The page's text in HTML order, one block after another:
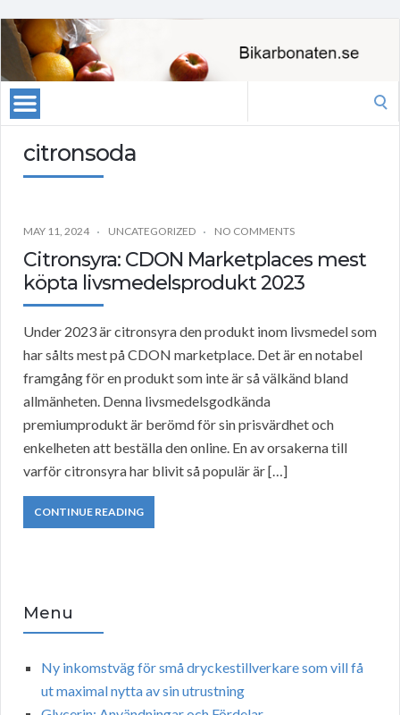
citronsoda
MAY 11, 2024 UNCATEGORIZED NO COMMENTS
Citronsyra: CDON Marketplaces mest
köpta livsmedelsprodukt 2023
Under 2023 är citronsyra den produkt inom livsmedel som
har sålts mest på CDON marketplace. Det är en notabel
framgång för en produkt som inte är så välkänd bland
allmänheten. Denna livsmedelsgodkända
premiumprodukt är berömd för sin prisvärdhet och
enkelheten att beställa den online. En av orsakerna till
varför citronsyra har blivit så populär är […]
CONTINUE READING
Menu
Ny inkomstväg för små dryckestillverkare som vill få
ut maximal nytta av sin utrustning